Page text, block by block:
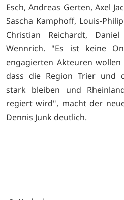
Esch, Andreas Gerten, Axel
Sascha Kamphoff, Louis-
Christian Reichardt,
Wennrich. "Es ist keine
engagierten Akteuren
dass die Region Trier und
stark bleiben und
regiert wird", macht der
Dennis Junk deutlich.